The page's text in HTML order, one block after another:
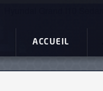
ACCUEIL